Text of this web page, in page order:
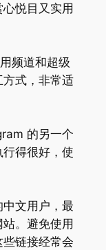
悦目又实用
频道和超级
式，非常适
的另一个
得很好，使
文用户，最
。避免使用
链接经常会